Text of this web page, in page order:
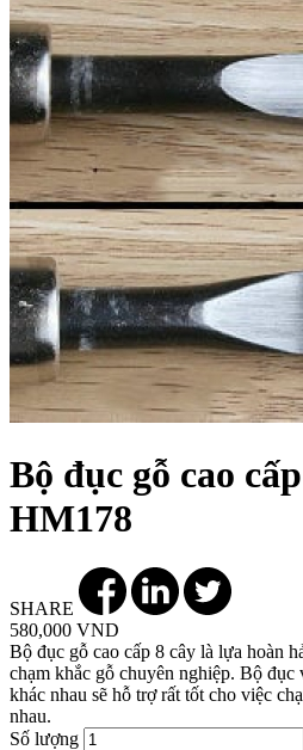
Bộ đục gỗ cao
HM178
SHARE
580,000 VND
Bộ đục gỗ cao cấp 8 cây là lựa hoàn
chạm khắc gỗ chuyên nghiệp. Bộ
khác nhau sẽ hỗ trợ rất tốt cho việc
nhau.
Số lượng